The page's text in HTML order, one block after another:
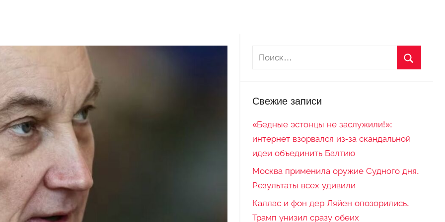
Свежие записи
«Бедные эстонцы не заслужили!»:
интернет взорвался из-за скандальной
идеи объединить Балтию
Москва применила оружие Судного дня.
Результаты всех удивили
Каллас и фон дер Ляйен опозорились.
Трамп унизил сразу обеих